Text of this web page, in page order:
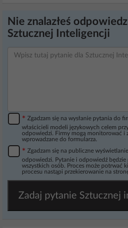
Nie znalazłeś
Sztucznej Inteligencji
* Zgadzam się na wysłanie pytania do
właścicieli modeli językowych celem
odpowiedzi. Firmy mogą monitorować i
wprowadzane do formularza.
* Zgadzam się na publiczne
odpowiedzi. Pytanie i odpowiedź będzie
wszystkich osób. Proces może potrwać
procesu nastąpi przekierowanie na
Zadaj pytanie Sztucznej